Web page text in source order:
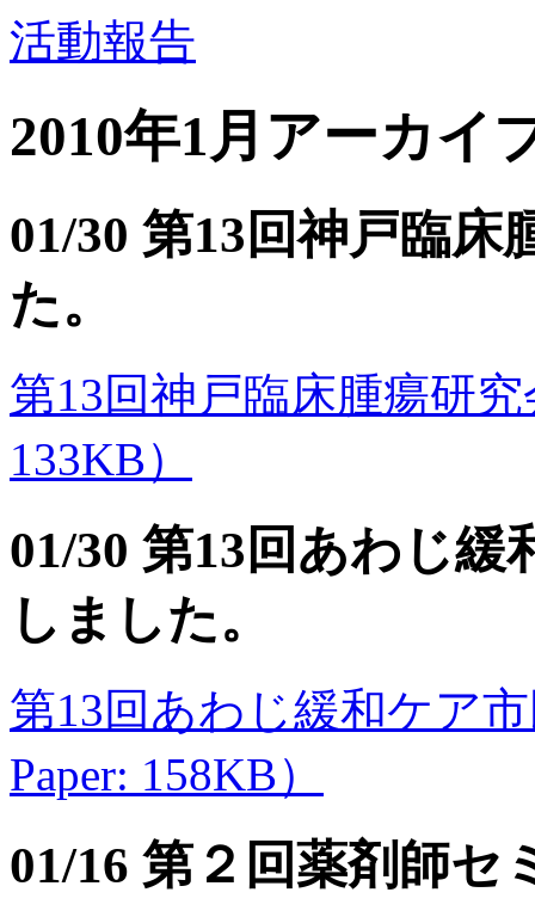
活動報告
2010年1月アーカイ
01/30 第13回神戸臨
た。
第13回神戸臨床腫瘍研究
133KB）
01/30 第13回あわじ
しました。
第13回あわじ緩和ケア
Paper: 158KB）
01/16 第２回薬剤師セ